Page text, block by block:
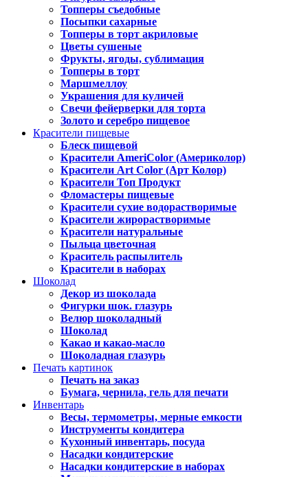
Топперы съедобные
Посыпки сахарные
Топперы в торт акриловые
Цветы сушеные
Фрукты, ягоды, сублимация
Топперы в торт
Маршмеллоу
Украшения для куличей
Свечи фейерверки для торта
Золото и серебро пищевое
Красители пищевые
Блеск пищевой
Красители AmeriColor (Америколор)
Красители Art Color (Арт Колор)
Красители Топ Продукт
Фломастеры пищевые
Красители сухие водорастворимые
Красители жирорастворимые
Красители натуральные
Пыльца цветочная
Краситель распылитель
Красители в наборах
Шоколад
Декор из шоколада
Фигурки шок. глазурь
Велюр шоколадный
Шоколад
Какао и какао-масло
Шоколадная глазурь
Печать картинок
Печать на заказ
Бумага, чернила, гель для печати
Инвентарь
Весы, термометры, мерные емкости
Инструменты кондитера
Кухонный инвентарь, посуда
Насадки кондитерские
Насадки кондитерские в наборах